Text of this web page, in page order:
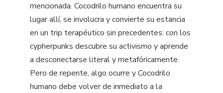
mencionada. Cocodrilo humano encuentra su
lugar allí, se involucra y convierte su estancia
en un trip terapéutico sin precedentes: con los
cypherpunks descubre su activismo y aprende
a desconectarse literal y metafóricamente.
Pero de repente, algo ocurre y Cocodrilo
humano debe volver de inmediato a la